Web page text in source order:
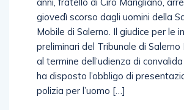
anni, fratello di Ciro Marigliano,
giovedì scorso dagli uomini della
Mobile di Salerno. Il giudice per le
preliminari del Tribunale di Salerno
al termine dell’udienza di convalida
ha disposto l’obbligo di